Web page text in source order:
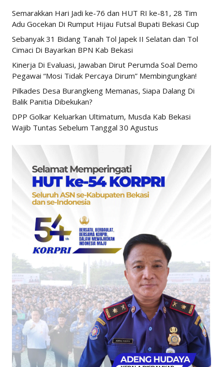
Semarakkan Hari Jadi ke-76 dan HUT RI ke-81, 28 Tim
Adu Gocekan Di Rumput Hijau Futsal Bupati Bekasi Cup
Sebanyak 31 Bidang Tanah Tol Japek II Selatan dan Tol
Cimaci Di Bayarkan BPN Kab Bekasi
Kinerja Di Evaluasi, Jawaban Dirut Perumda Soal Demo
Pegawai “Mosi Tidak Percaya Dirum” Membingungkan!
Pilkades Desa Burangkeng Memanas, Siapa Dalang Di
Balik Panitia Dibekukan?
DPP Golkar Keluarkan Ultimatum, Musda Kab Bekasi
Wajib Tuntas Sebelum Tanggal 30 Agustus